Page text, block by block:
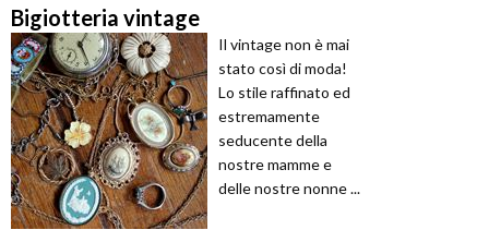
Bigiotteria vintage
Il vintage non è mai
stato così di moda!
Lo stile raffinato ed
estremamente
seducente della
nostre mamme e
delle nostre nonne ...